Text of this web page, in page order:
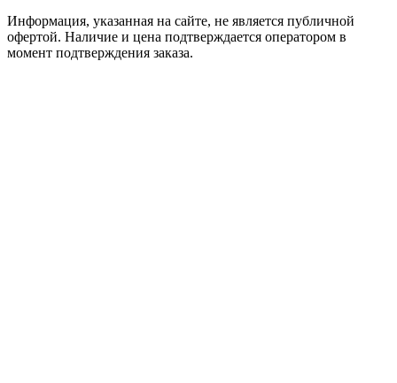
Информация, указанная на сайте, не является публичной
офертой. Наличие и цена подтверждается оператором в
момент подтверждения заказа.